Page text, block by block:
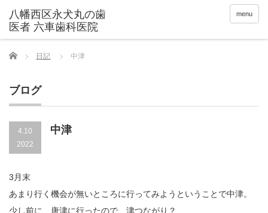
menu
Home 日記 中津
ブログ
4.10
2022
中津
3月末
あまり行く機会が無いところに行ってみようということで中津。
少し前に、唐津に行ったので、津つながり？